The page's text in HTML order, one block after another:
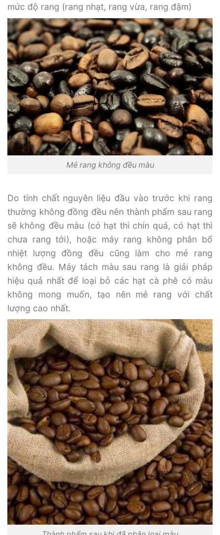
mức độ rang (rang nhạt, rang vừa, rang đậm)
Mẻ rang không đều màu
Do tính chất nguyên liệu đầu vào trước khi rang
thường không đồng đều nên thành phẩm sau rang
sẽ không đều màu (có hạt thì chín quá, có hạt thì
chưa rang tới), hoặc máy rang không phân bổ
nhiệt lượng đồng đều cũng làm cho mẻ rang
không đều. Máy tách màu sau rang là giải pháp
hiệu quả nhất để loại bỏ các hạt cà phê có màu
không mong muốn, tạo nên mẻ rang với chất
lượng cao nhất.